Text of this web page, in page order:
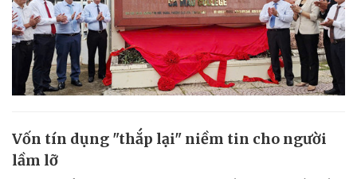
Vốn tín dụng "thắp lại" niềm tin cho người
lầm lỡ